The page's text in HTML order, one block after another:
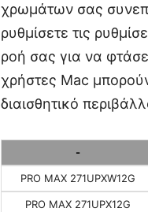
χρωμάτων σας
ρυθμίσετε τις
ροή σας για να
χρήστες Mac
διαισθητικό
-
PRO MAX 271UPXW12G
PRO MAX 271UPX12G